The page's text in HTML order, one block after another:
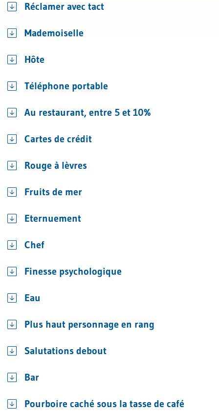
Réclamer avec tact
Mademoiselle
Hôte
Téléphone portable
Au restaurant, entre 5 et 10%
Cartes de crédit
Rouge à lèvres
Fruits de mer
Eternuement
Chef
Finesse psychologique
Eau
Plus haut personnage en rang
Salutations debout
Bar
Pourboire caché sous la tasse de café